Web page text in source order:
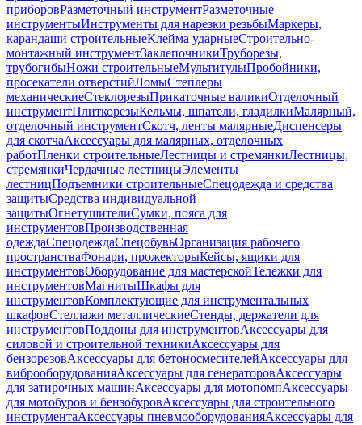
приборовРазметочный инструментРазметочные
инструментыИнструменты для нарезки резьбыМаркеры,
карандаши строительныеКлейма ударныеСтроительно-
монтажный инструментЗаклепочникиТруборезы,
трубогибыНожи строительныеМультитулыПробойники,
просекатели отверстийЛомыСтеплеры
механическиеСтеклорезыПрикаточные валикиОтделочный
инструментПлиткорезыКельмы, шпатели, гладилкиМалярный,
отделочный инструментСкотч, ленты малярныеДиспенсеры
для скотчаАксессуары для малярных, отделочных
работПленки строительныеЛестницы и стремянкиЛестницы,
стремянкиЧердачные лестницыЭлементы
лестницПодъемники строительныеСпецодежда и средства
защитыСредства индивидуальной
защитыОгнетушителиСумки, пояса для
инструментовПроизводственная
одеждаСпецодеждаСпецобувьОрганизация рабочего
пространстваФонари, прожекторыКейсы, ящики для
инструментовОборудование для мастерскойТележки для
инструментовМагнитыШкафы для
инструментовКомплектующие для инструментальных
шкафовСтеллажи металлическиеСтенды, держатели для
инструментовПоддоны для инструментовАксессуары для
силовой и строительной техникиАксессуары для
бензорезовАксессуары для бетоносмесителейАксессуары для
виброоборудованияАксессуары для генераторовАксессуары
для затирочных машинАксессуары для мотопомпАксессуары
для мотобуров и бензобуровАксессуары для строительного
инструментаАксессуары пневмооборудованияАксессуары для